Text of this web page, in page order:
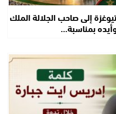
إلى صاحب الجلالة الملك
بمناسبة…